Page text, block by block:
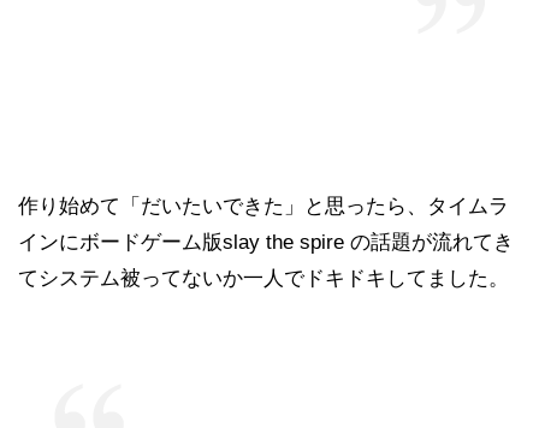
作り始めて「だいたいできた」と思ったら、タイムラ
インにボードゲーム版slay the spire の話題が流れてき
てシステム被ってないか一人でドキドキしてました。